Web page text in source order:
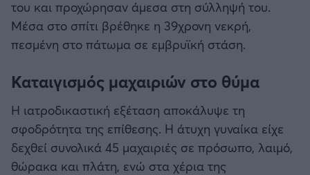
του και προχώρησαν άμεσα στη σύλληψή του.
Μέσα στο σπίτι βρέθηκε η 39χρονη νεκρή,
πεσμένη στο πάτωμα σε εμβρυϊκή στάση.
Καταιγισμός μαχαιριών στο θύμα
Η ιατροδικαστική εξέταση αποκάλυψε τη
σφοδρότητα της επίθεσης. Η άτυχη γυναίκα είχε
δεχθεί συνολικά 45 μαχαιριές σε πρόσωπο, λαιμό,
θώρακα και πλάτη, ενώ στα χέρια της